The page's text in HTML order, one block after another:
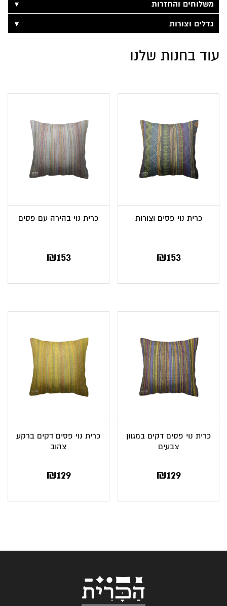
משלוחים והחזרות
▼
גדלים וצורות
▼
עוד בחנות שלנו
כרית נוי פסים וצורות
₪153
כרית נוי בהירה עם פסים
₪153
כרית נוי פסים דקים במגוון
צבעים
₪129
כרית נוי פסים דקים ברקע
צהוב
₪129